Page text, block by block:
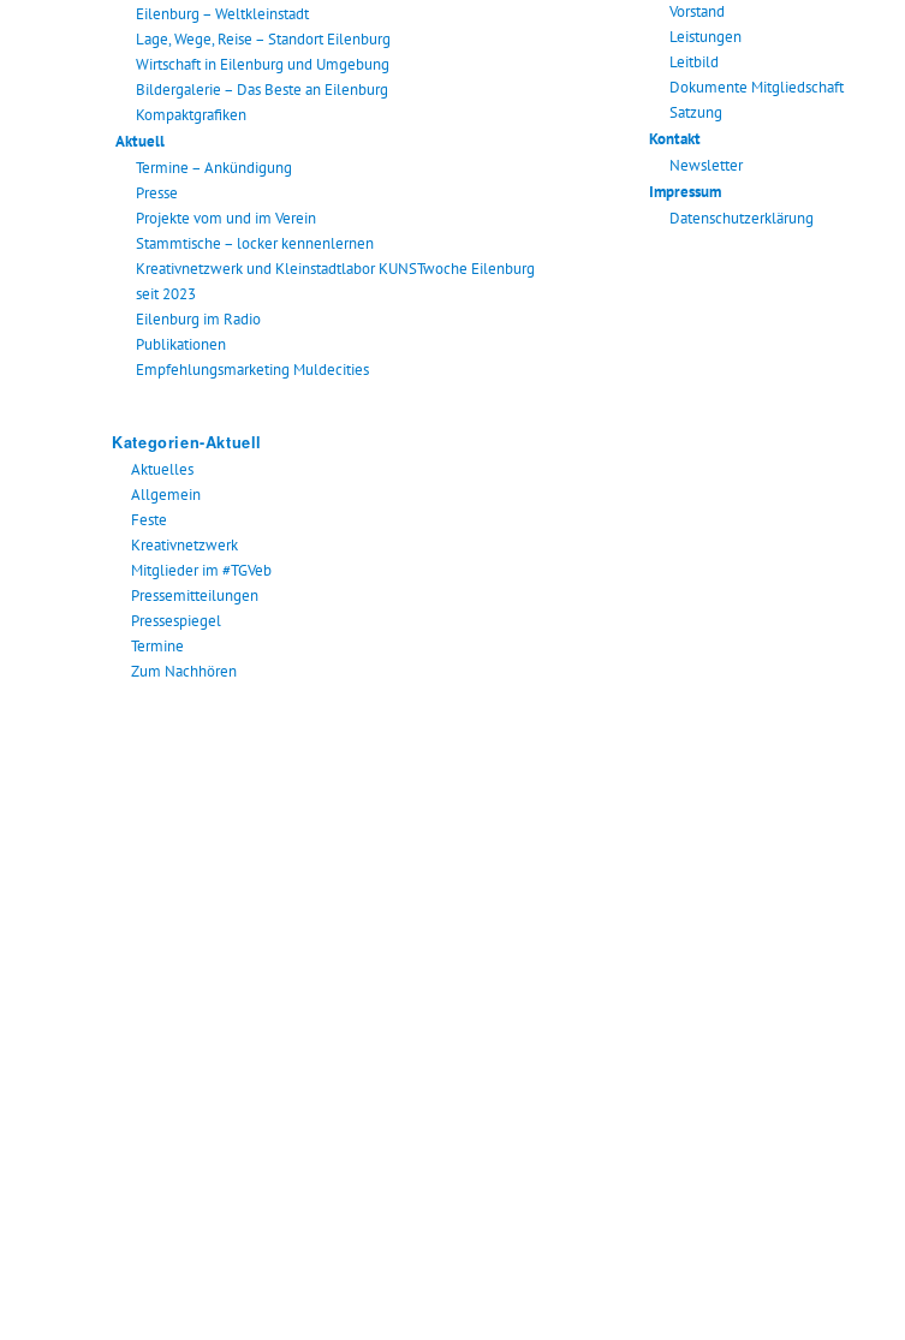
Eilenburg – Weltkleinstadt
Lage, Wege, Reise – Standort Eilenburg
Wirtschaft in Eilenburg und Umgebung
Bildergalerie – Das Beste an Eilenburg
Kompaktgrafiken
Aktuell
Termine – Ankündigung
Presse
Projekte vom und im Verein
Stammtische – locker kennenlernen
Kreativnetzwerk und Kleinstadtlabor KUNSTwoche Eilenburg
seit 2023
Eilenburg im Radio
Publikationen
Empfehlungsmarketing Muldecities
Kategorien-Aktuell
Aktuelles
Allgemein
Feste
Kreativnetzwerk
Mitglieder im #TGVeb
Pressemitteilungen
Pressespiegel
Termine
Zum Nachhören
Vorstand
Leistungen
Leitbild
Dokumente Mitgliedschaft
Satzung
Kontakt
Newsletter
Impressum
Datenschutzerklärung